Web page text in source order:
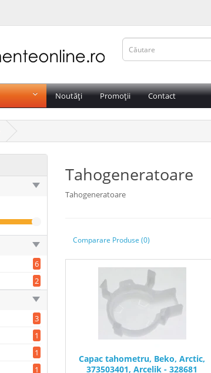
Noutăți Promoții Contact
6
2
3
1
1
1
Tahogeneratoare
Tahogeneratoare
Comparare Produse (0)
Capac tahometru, Beko, Arctic,
373503401, Arcelik - 328681